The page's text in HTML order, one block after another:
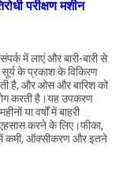
परीक्षण मशीन
में लाएं और बारी-बारी से
के प्रकाश के विकिरण
है, और ओस और बारिश को
करती है।यह उपकरण
या वर्षों में बाहरी
करने के लिए।फीका,
में कमी, ऑक्सीकरण और इतने